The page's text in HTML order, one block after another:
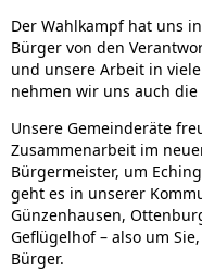
Der Wahlkampf hat uns
Bürger von den
und unsere Arbeit in
nehmen wir uns auch die
Unsere Gemeinderäte
Zusammenarbeit im
Bürgermeister, um
geht es in unserer
Günzenhausen,
Geflügelhof – also um
Bürger.